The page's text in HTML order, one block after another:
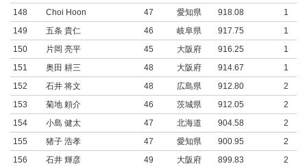
148
Choi Hoon 47 愛知県 918.08
1
149
五条 貴仁 46 岐阜県 917.75
1
150
片岡 亮平 45 大阪府 916.25
1
151
奥田 耕三 48 大阪府 914.67
1
152
石井 将文 48 広島県 912.80
2
153
菊地 頼介 46 茨城県 912.05
2
154
小島 健太 47 北海道 904.58
2
155
猪子 浩孝 47 愛知県 900.95
2
156
石井 輝彦 49 大阪府 899.83
2